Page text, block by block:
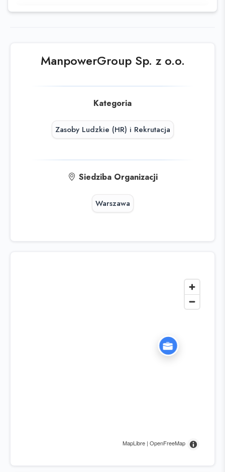
ManpowerGroup Sp. z o.o.
Kategoria
Zasoby Ludzkie (HR) i Rekrutacja
Siedziba Organizacji
Warszawa
MapLibre | OpenFreeMap